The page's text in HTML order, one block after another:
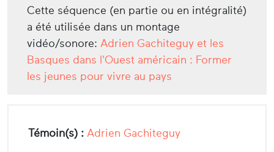
Cette séquence (en partie ou en intégralité)
a été utilisée dans un montage
vidéo/sonore: Adrien Gachiteguy et les
Basques dans l'Ouest américain : Former
les jeunes pour vivre au pays
Témoin(s) : Adrien Gachiteguy